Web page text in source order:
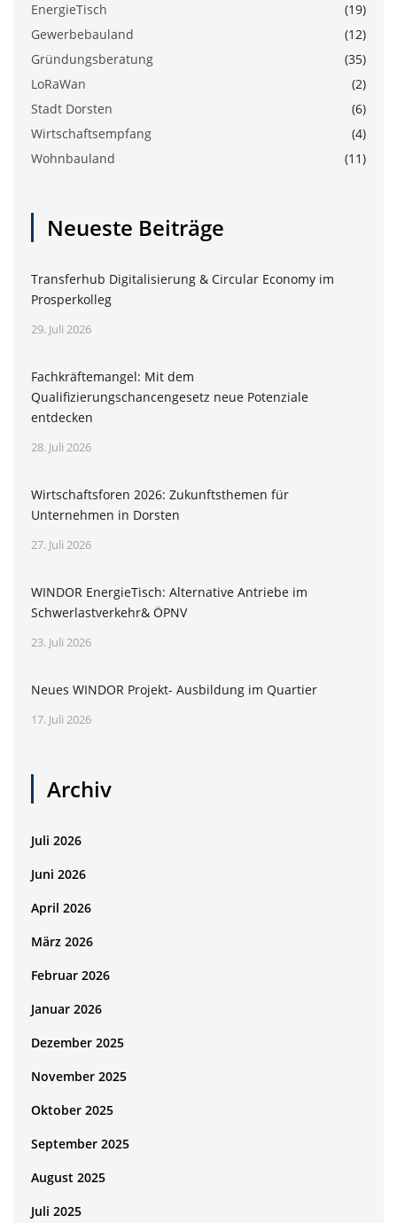
EnergieTisch
(19)
Gewerbebauland
(12)
Gründungsberatung
(35)
LoRaWan
(2)
Stadt Dorsten
(6)
Wirtschaftsempfang
(4)
Wohnbauland
(11)
Neueste Beiträge
Transferhub Digitalisierung & Circular Economy im
Prosperkolleg
29. Juli 2026
Fachkräftemangel: Mit dem
Qualifizierungschancengesetz neue Potenziale
entdecken
28. Juli 2026
Wirtschaftsforen 2026: Zukunftsthemen für
Unternehmen in Dorsten
27. Juli 2026
WINDOR EnergieTisch: Alternative Antriebe im
Schwerlastverkehr& ÖPNV
23. Juli 2026
Neues WINDOR Projekt- Ausbildung im Quartier
17. Juli 2026
Archiv
Juli 2026
Juni 2026
April 2026
März 2026
Februar 2026
Januar 2026
Dezember 2025
November 2025
Oktober 2025
September 2025
August 2025
Juli 2025